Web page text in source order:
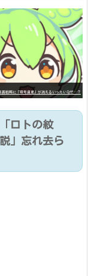
長戦略に「暗号資産」が消えるいったいなぜ…？
ロトの紋
」忘れ去ら